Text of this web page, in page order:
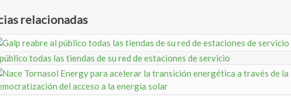
relacionadas
todas las tiendas de su red de estaciones de servicio